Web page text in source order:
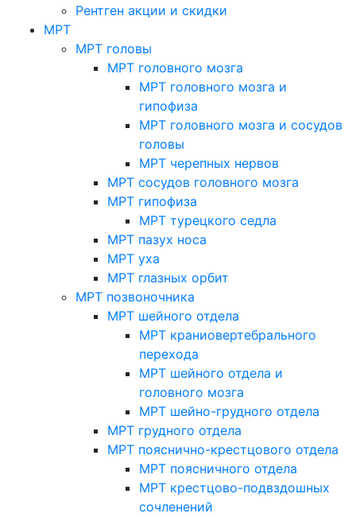
Рентген акции и скидки
МРТ
МРТ головы
МРТ головного мозга
МРТ головного мозга и
гипофиза
МРТ головного мозга и сосудов
головы
МРТ черепных нервов
МРТ сосудов головного мозга
МРТ гипофиза
МРТ турецкого седла
МРТ пазух носа
МРТ уха
МРТ глазных орбит
МРТ позвоночника
МРТ шейного отдела
МРТ краниовертебрального
перехода
МРТ шейного отдела и
головного мозга
МРТ шейно-грудного отдела
МРТ грудного отдела
МРТ пояснично-крестцового отдела
МРТ поясничного отдела
МРТ крестцово-подвздошных
сочленений